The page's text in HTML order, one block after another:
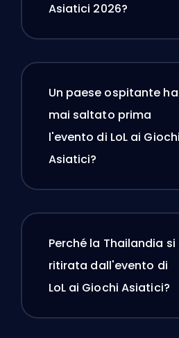
Asiatici 2026?
Un paese ospitante ha
mai saltato prima
l'evento di LoL ai Giochi
Asiatici?
Perché la Thailandia si
ritirata dall'evento di
LoL ai Giochi Asiatici?